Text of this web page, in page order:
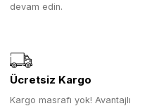
devam edin.
Ücretsiz Kargo
Kargo masrafı yok! Avantajlı